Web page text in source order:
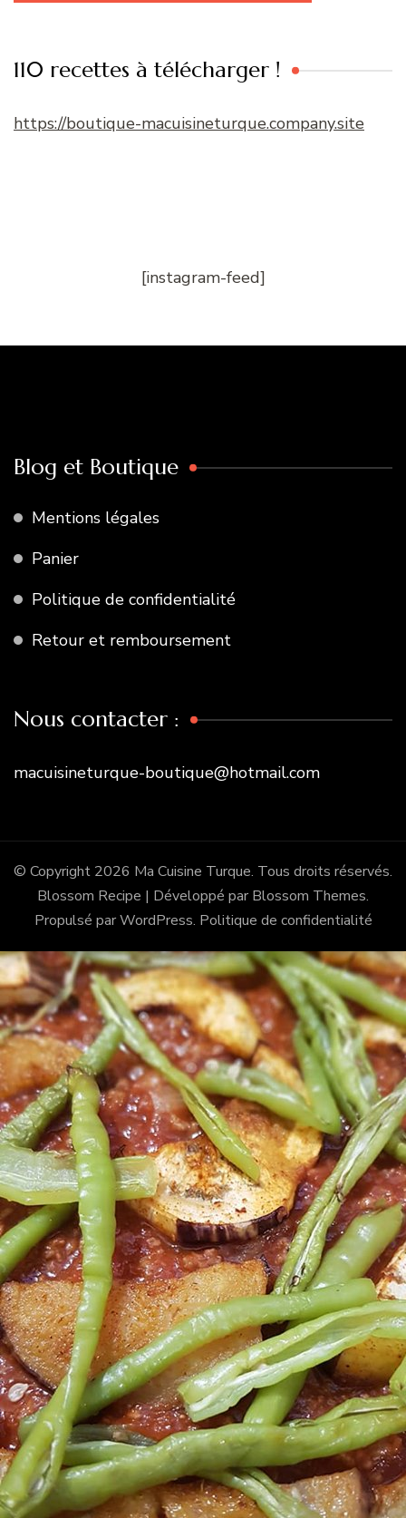
110 recettes à télécharger !
https://boutique-macuisineturque.company.site
[instagram-feed]
Blog et Boutique
Mentions légales
Panier
Politique de confidentialité
Retour et remboursement
Nous contacter :
macuisineturque-boutique@hotmail.com
© Copyright 2026 Ma Cuisine Turque. Tous droits réservés.
Blossom Recipe | Développé par Blossom Themes.
Propulsé parWordPress. Politique de confidentialité